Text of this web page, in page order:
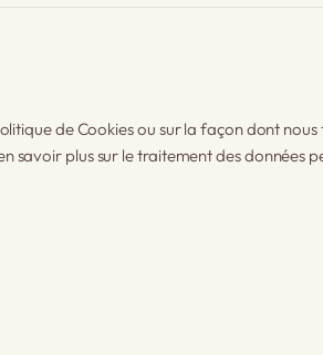
de Cookies ou sur la façon dont
savoir plus sur le traitement des données